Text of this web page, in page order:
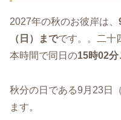
2027年の秋のお彼岸は、
（日）までです。。二十
本時間で同日の15時02分
秋分の日である9月23日
ます。